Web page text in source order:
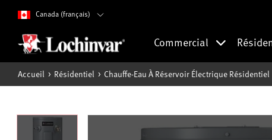
Canada (français)
Commercial
Accueil Résidentiel Chauffe-Eau À Réservoir Électrique Résidentiel